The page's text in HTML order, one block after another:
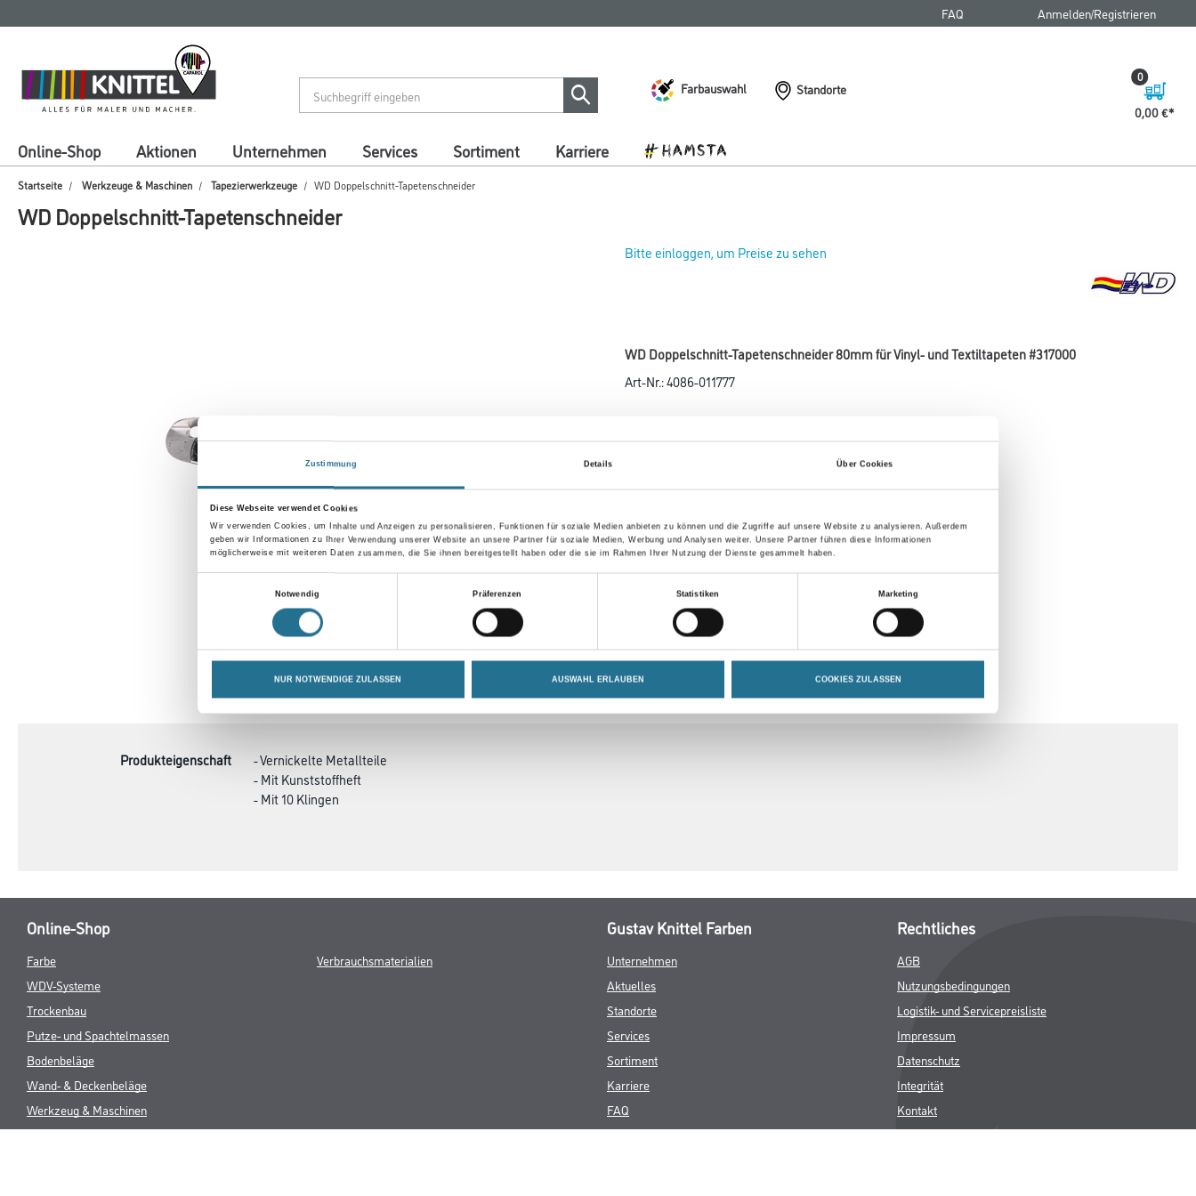
Zustimmung Details Über Cookies
Diese Webseite verwendet Cookies
Wir verwenden Cookies, um Inhalte und Anzeigen zu personalisieren, Funktionen für soziale Medien anbieten zu können und die Zugriffe auf unsere Website zu analysieren. Außerdem
geben wir Informationen zu Ihrer Verwendung unserer Website an unsere Partner für soziale Medien, Werbung und Analysen weiter. Unsere Partner führen diese Informationen
möglicherweise mit weiteren Daten zusammen, die Sie ihnen bereitgestellt haben oder die sie im Rahmen Ihrer Nutzung der Dienste gesammelt haben.
Notwendig
Präferenzen Statistiken Marketing
NUR NOTWENDIGE ZULASSEN AUSWAHL ERLAUBEN COOKIES ZULASSEN
springen
springen
FAQ Anmelden/Registrieren
Farbauswahl
Standorte
0,00 €
0
Online-Shop Aktionen Unternehmen Services Sortiment Karriere
Startseite Werkzeuge & Maschinen Tapezierwerkzeuge WD Doppelschnitt-Tapetenschneider
WD Doppelschnitt-Tapetenschneider
Bitte einloggen, um Preise zu sehen
WD Doppelschnitt-Tapetenschneider 80mm für Vinyl- und Textiltapeten #317000
Art-Nr.:4086-011777
CURRENT
TAB:
PRODUKTEIGENSCHAFTEN ZUSATZINFOS GEFAHRENHINWEISE SPEZIFIKATIONEN
Produkteigenschaft
- Vernickelte Metallteile
- Mit Kunststoffheft
- Mit 10 Klingen
Online-Shop
Farbe
WDV-Systeme
Trockenbau
Putze- und Spachtelmassen
Bodenbeläge
Wand- & Deckenbeläge
Werkzeug & Maschinen
Verbrauchsmaterialien
Gustav Knittel Farben
Unternehmen
Aktuelles
Standorte
Services
Sortiment
Karriere
FAQ
Rechtliches
AGB
Nutzungsbedingungen
Logistik- und Servicepreisliste
Impressum
Datenschutz
Integrität
Kontakt